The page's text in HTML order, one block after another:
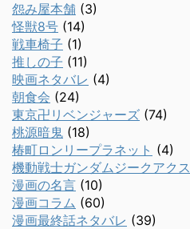
怨み屋本舗 (3)
怪獣8号 (14)
戦車椅子 (1)
推しの子 (11)
映画ネタバレ (4)
朝食会 (24)
東京卍リベンジャーズ (74)
桃源暗鬼 (18)
椿町ロンリープラネット (4)
機動戦士ガンダムジークアクス
漫画の名言 (10)
漫画コラム (60)
漫画最終話ネタバレ (39)